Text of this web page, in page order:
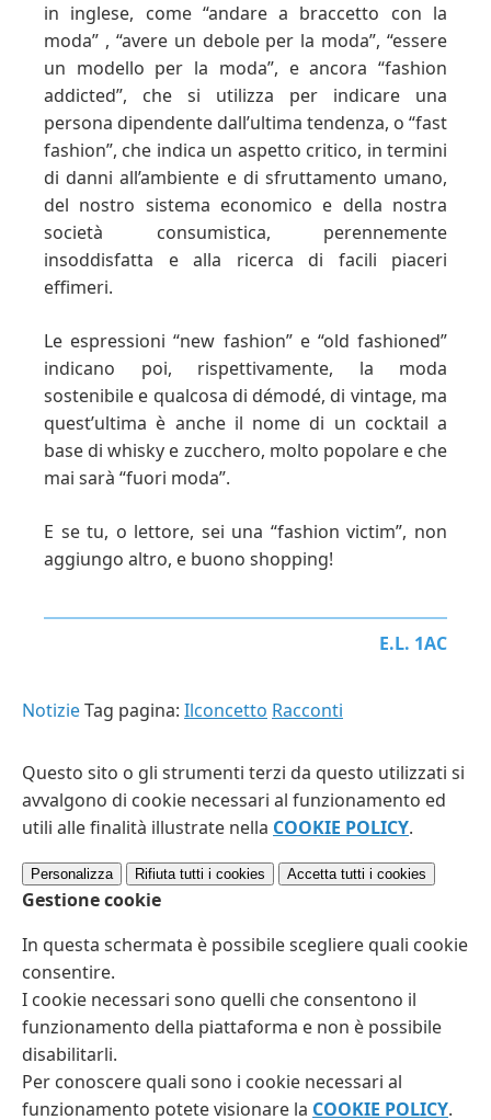
in inglese, come “andare a braccetto con la
moda” , “avere un debole per la moda”, “essere
un modello per la moda”, e ancora “fashion
addicted”, che si utilizza per indicare una
persona dipendente dall’ultima tendenza, o “fast
fashion”, che indica un aspetto critico, in termini
di danni all’ambiente e di sfruttamento umano,
del nostro sistema economico e della nostra
società consumistica, perennemente
insoddisfatta e alla ricerca di facili piaceri
effimeri.
Le espressioni “new fashion” e “old fashioned”
indicano poi, rispettivamente, la moda
sostenibile e qualcosa di démodé, di vintage, ma
quest’ultima è anche il nome di un cocktail a
base di whisky e zucchero, molto popolare e che
mai sarà “fuori moda”.
E se tu, o lettore, sei una “fashion victim”, non
aggiungo altro, e buono shopping!
E.L. 1AC
NotizieTag pagina: Ilconcetto Racconti
Questo sito o gli strumenti terzi da questo utilizzati si
avvalgono di cookie necessari al funzionamento ed
utili alle finalità illustrate nella COOKIE POLICY.
Personalizza Rifiuta tutti i cookies Accetta tutti i cookies
Gestione cookie
In questa schermata è possibile scegliere quali cookie
consentire.
I cookie necessari sono quelli che consentono il
funzionamento della piattaforma e non è possibile
disabilitarli.
Per conoscere quali sono i cookie necessari al
funzionamento potete visionare la COOKIE POLICY.